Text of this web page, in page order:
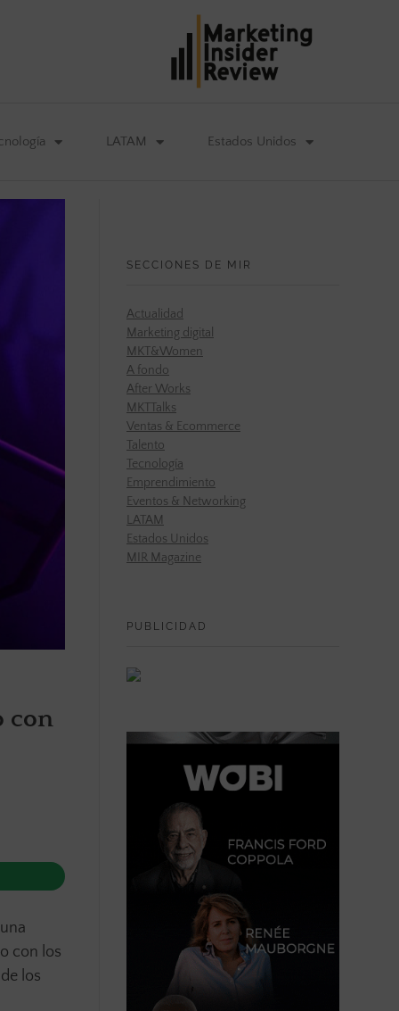
LATAM Estados Unidos
con
con los
los
SECCIONES DE MIR
Actualidad
Marketing digital
MKT&Women
A fondo
After Works
MKTTalks
Ventas & Ecommerce
Talento
Tecnología
Emprendimiento
Eventos & Networking
LATAM
Estados Unidos
MIR Magazine
PUBLICIDAD